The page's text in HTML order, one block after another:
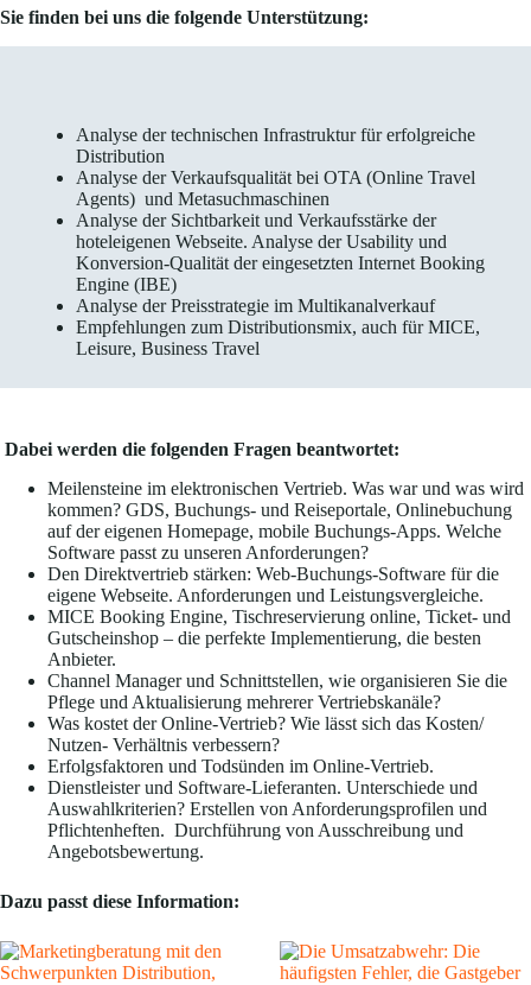
Sie finden bei uns die folgende Unterstützung:
Analyse der technischen Infrastruktur für erfolgreiche
Distribution
Analyse der Verkaufsqualität bei OTA (Online Travel
Agents) und Metasuchmaschinen
Analyse der Sichtbarkeit und Verkaufsstärke der
hoteleigenen Webseite. Analyse der Usability und
Konversion-Qualität der eingesetzten Internet Booking
Engine (IBE)
Analyse der Preisstrategie im Multikanalverkauf
Empfehlungen zum Distributionsmix, auch für MICE,
Leisure, Business Travel
Dabei werden die folgenden Fragen beantwortet:
Meilensteine im elektronischen Vertrieb. Was war und was wird
kommen? GDS, Buchungs- und Reiseportale, Onlinebuchung
auf der eigenen Homepage, mobile Buchungs-Apps. Welche
Software passt zu unseren Anforderungen?
Den Direktvertrieb stärken: Web-Buchungs-Software für die
eigene Webseite. Anforderungen und Leistungsvergleiche.
MICE Booking Engine, Tischreservierung online, Ticket- und
Gutscheinshop – die perfekte Implementierung, die besten
Anbieter.
Channel Manager und Schnittstellen, wie organisieren Sie die
Pflege und Aktualisierung mehrerer Vertriebskanäle?
Was kostet der Online-Vertrieb? Wie lässt sich das Kosten/
Nutzen- Verhältnis verbessern?
Erfolgsfaktoren und Todsünden im Online-Vertrieb.
Dienstleister und Software-Lieferanten. Unterschiede und
Auswahlkriterien? Erstellen von Anforderungsprofilen und
Pflichtenheften. Durchführung von Ausschreibung und
Angebotsbewertung.
Dazu passt diese Information: